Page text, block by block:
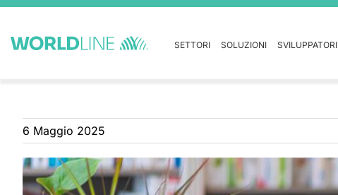
SETTORI SOLUZIONI SVILUPPATORI
6 Maggio 2025